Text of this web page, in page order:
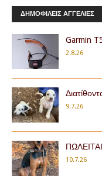
ΔΗΜΟΦΙΛΕΙΣ ΑΓΓΕΛΙΕΣ
Garmin
2.8.26
9.7.26
10.7.26